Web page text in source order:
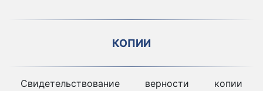
КОПИИ
Свидетельствование верности копии